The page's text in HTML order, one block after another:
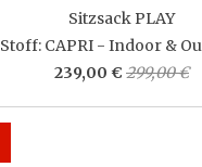
Sitzsack PLAY
Stoff: CAPRI - Indoor &
239,00 € 299,00 €